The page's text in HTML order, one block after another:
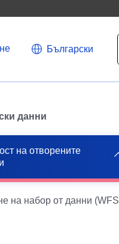
Български
данни
на отворените